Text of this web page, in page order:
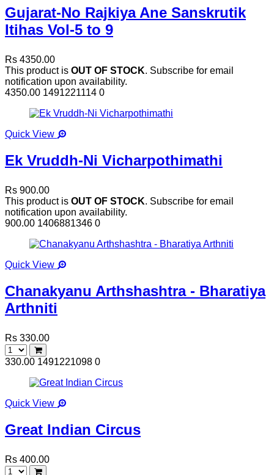
Gujarat-No Rajkiya Ane Sanskrutik
Itihas Vol-5 to 9
Rs 4350.00
This product is OUT OF STOCK. Subscribe for email
notification upon availability.
4350.00 1491221114 0
Quick View
Ek Vruddh-Ni Vicharpothimathi
Rs 900.00
This product is OUT OF STOCK. Subscribe for email
notification upon availability.
900.00 1406881346 0
Quick View
Chanakyanu Arthshashtra - Bharatiya
Arthniti
Rs 330.00
330.00 1491221098 0
Quick View
Great Indian Circus
Rs 400.00